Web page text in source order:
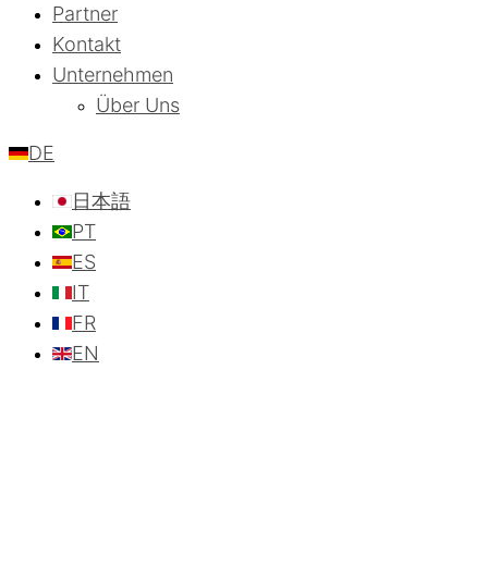
Partner
Kontakt
Unternehmen
Über Uns
DE
日本語
PT
ES
IT
FR
EN